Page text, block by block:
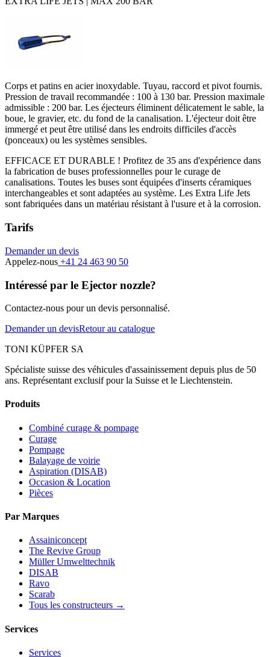
Corps et patins en acier inoxydable. Tuyau, raccord et pivot fournis.
Pression de travail recommandée : 100 à 130 bar. Pression maximale
admissible : 200 bar. Les éjecteurs éliminent délicatement le sable, la
boue, le gravier, etc. du fond de la canalisation. L'éjecteur doit être
immergé et peut être utilisé dans les endroits difficiles d'accès
(ponceaux) ou les systèmes sensibles.
EFFICACE ET DURABLE ! Profitez de 35 ans d'expérience dans
la fabrication de buses professionnelles pour le curage de
canalisations. Toutes les buses sont équipées d'inserts céramiques
interchangeables et sont adaptées au système. Les Extra Life Jets
sont fabriquées dans un matériau résistant à l'usure et à la corrosion.
Tarifs
Demander un devis
Appelez-nous +41 24 463 90 50
Intéressé par le Ejector nozzle?
Contactez-nous pour un devis personnalisé.
Demander un devisRetour au catalogue
TONI KÜPFER SA
Spécialiste suisse des véhicules d'assainissement depuis plus de 50
ans. Représentant exclusif pour la Suisse et le Liechtenstein.
Produits
Combiné curage & pompage
Curage
Pompage
Balayage de voirie
Aspiration (DISAB)
Occasion & Location
Pièces
Par Marques
Assainiconcept
The Revive Group
Müller Umwelttechnik
DISAB
Ravo
Scarab
Tous les constructeurs →
Services
Services